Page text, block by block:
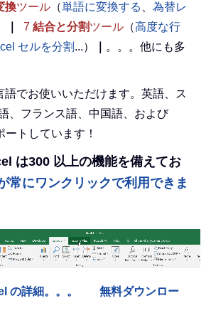
換ツール （単語に変換する
為替レ
7 結合と分割ツール （高度な行
セルを分割 ...）
。。。他にも多
語でお使いいただけます。英語、ス
、フランス語、中国語、および
トしています！
は300 以上の機能を備えてお
常にワンクリックで利用できま
の詳細。。。
無料ダウンロー